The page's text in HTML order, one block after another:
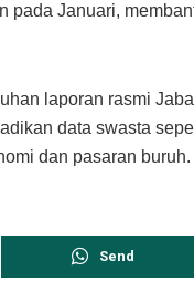
pada Januari,
laporan rasmi
data swasta
dan pasaran buruh.
Send